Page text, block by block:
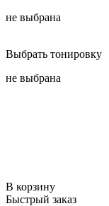
не выбрана
Выбрать тонировку
не выбрана
В корзину
Быстрый заказ